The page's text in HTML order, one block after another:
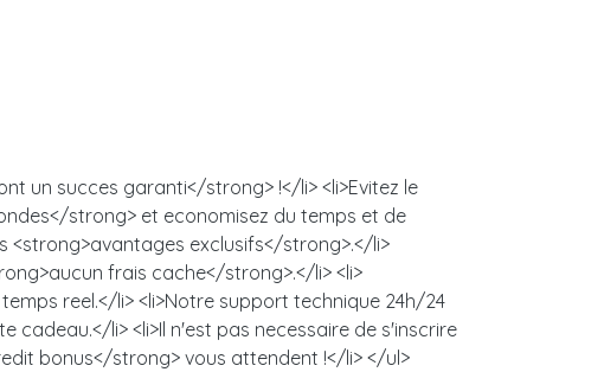
un succes garanti</strong> !</li> <li>Evitez le
strong> et economisez du temps et de
<strong>avantages exclusifs</strong>.</li>
frais cache</strong>.</li> <li>
reel.</li> <li>Notre support technique 24h/24
li> <li>Il n'est pas necessaire de s'inscrire
bonus</strong> vous attendent !</li> </ul>